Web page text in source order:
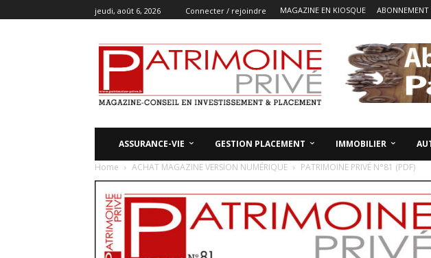
jeudi, août 6, 2026 Connecter / rejoindre MAGAZINE EN KIOSQUE ABONNEMENT
ASSURANCE-VIE GESTION PLACEMENT IMMOBILIER
Home
ACHAT MAGAZINE VERSION NUMÉRIQUE PATRIMOINE PRIVÉ N°81 (PDF)